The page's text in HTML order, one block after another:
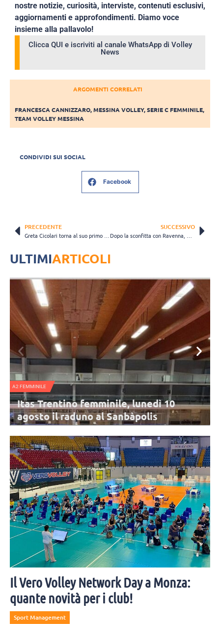
nostre notizie, curiosità, interviste, contenuti esclusivi,
aggiornamenti e approfondimenti. Diamo voce
insieme alla pallavolo!
Clicca QUI e iscriviti al canale WhatsApp di Volley
News
ARGOMENTI CORRELATI
FRANCESCA CANNIZZARO,MESSINA VOLLEY,SERIE C FEMMINILE,
TEAM VOLLEY MESSINA
CONDIVIDI SUI SOCIAL
Facebook
PRECEDENTE SUCCESSIVO
ULTIMIARTICOLI
A2 FEMMINILE
Itas Trentino femminile, lunedì 10
agosto il raduno al Sanbàpolis
per lunedì 10 agosto al Sanbàpolis. Presenti tutte le atlete in rosa,
tranne Frelih.
Il Vero Volley Network Day a Monza:
quante novità per i club!
Sport Management